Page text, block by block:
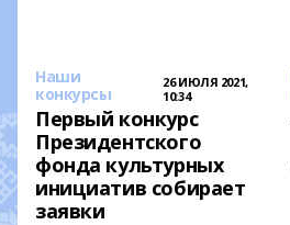
Наши
конкурсы
26 ИЮЛЯ 2021,
10:34
Первый конкурс
Президентского
фонда культурных
инициатив собирает
заявки